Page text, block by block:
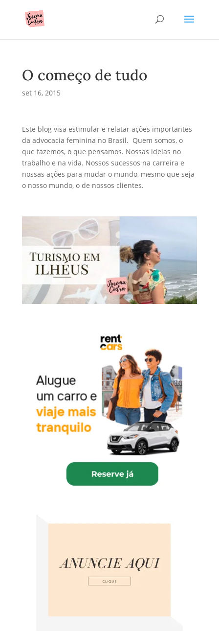
O começo de tudo
set 16, 2015
Este blog visa estimular e relatar ações importantes
da advocacia feminina no Brasil. Quem somos, o
que fazemos, o que pensamos. Nossas ideias no
trabalho e na vida. Nossos sucessos na carreira e
nossas ações para mudar o mundo, mesmo que seja
o nosso mundo, o de nossos clientes.